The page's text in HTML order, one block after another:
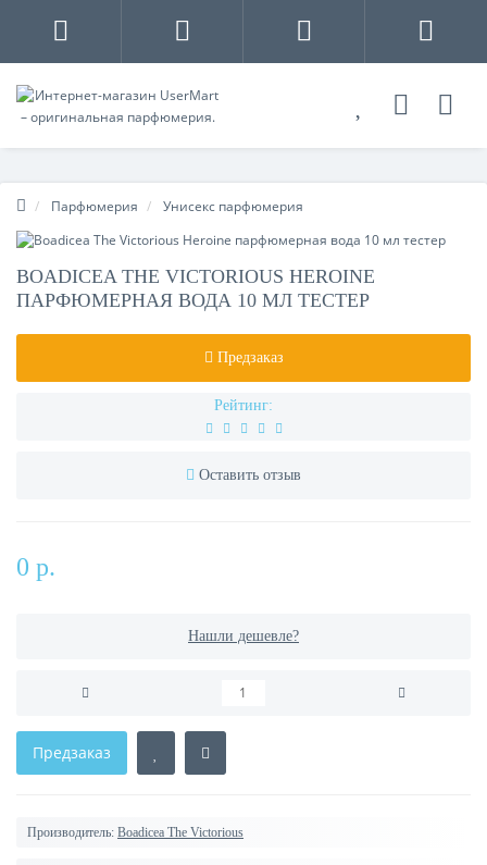
Парфюмерия Унисекс парфюмерия
BOADICEA THE VICTORIOUS HEROINE
ПАРФЮМЕРНАЯ ВОДА 10 МЛ ТЕСТЕР
Предзаказ
Рейтинг:
Оставить отзыв
0 р.
Нашли дешевле?
Предзаказ
Производитель: Boadicea The Victorious